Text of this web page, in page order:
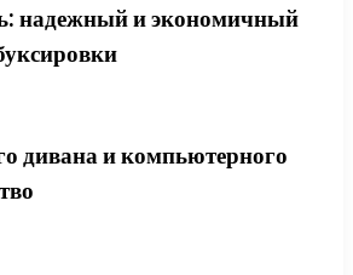
надежный и экономичный
дивана и компьютерного